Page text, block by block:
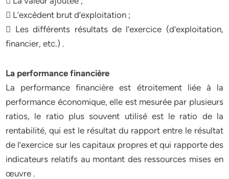
 L’excèdent brut d’exploitation ;
 Les différents résultats de l’exercice (d’exploitation,
financier, etc.) .
La performance financière
La performance financière est étroitement liée à la
performance économique, elle est mesurée par plusieurs
ratios, le ratio plus souvent utilisé est le ratio de la
rentabilité, qui est le résultat du rapport entre le résultat
de l’exercice sur les capitaux propres et qui rapporte des
indicateurs relatifs au montant des ressources mises en
œuvre .